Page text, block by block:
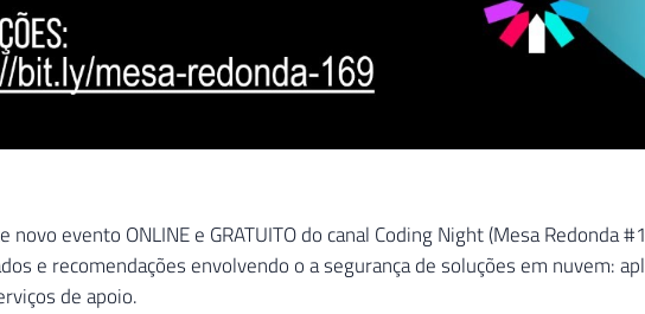
novo evento ONLINE e GRATUITO do canal Coding Night (Mesa Redonda
e recomendações envolvendo o a segurança de soluções em nuvem:
de apoio.